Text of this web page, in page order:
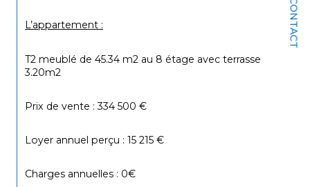
CONTACT
L’appartement :
T2 meublé de 45.34 m2 au 8 étage avec terrasse
3.20m2
Prix de vente : 334 500 €
Loyer annuel perçu : 15 215 €
Charges annuelles : 0€